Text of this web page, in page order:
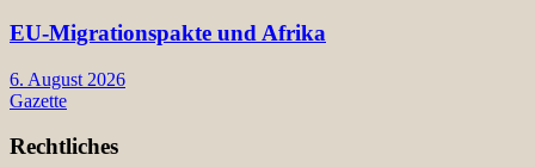
EU-Migrationspakte und Afrika
6. August 2026
Gazette
Rechtliches